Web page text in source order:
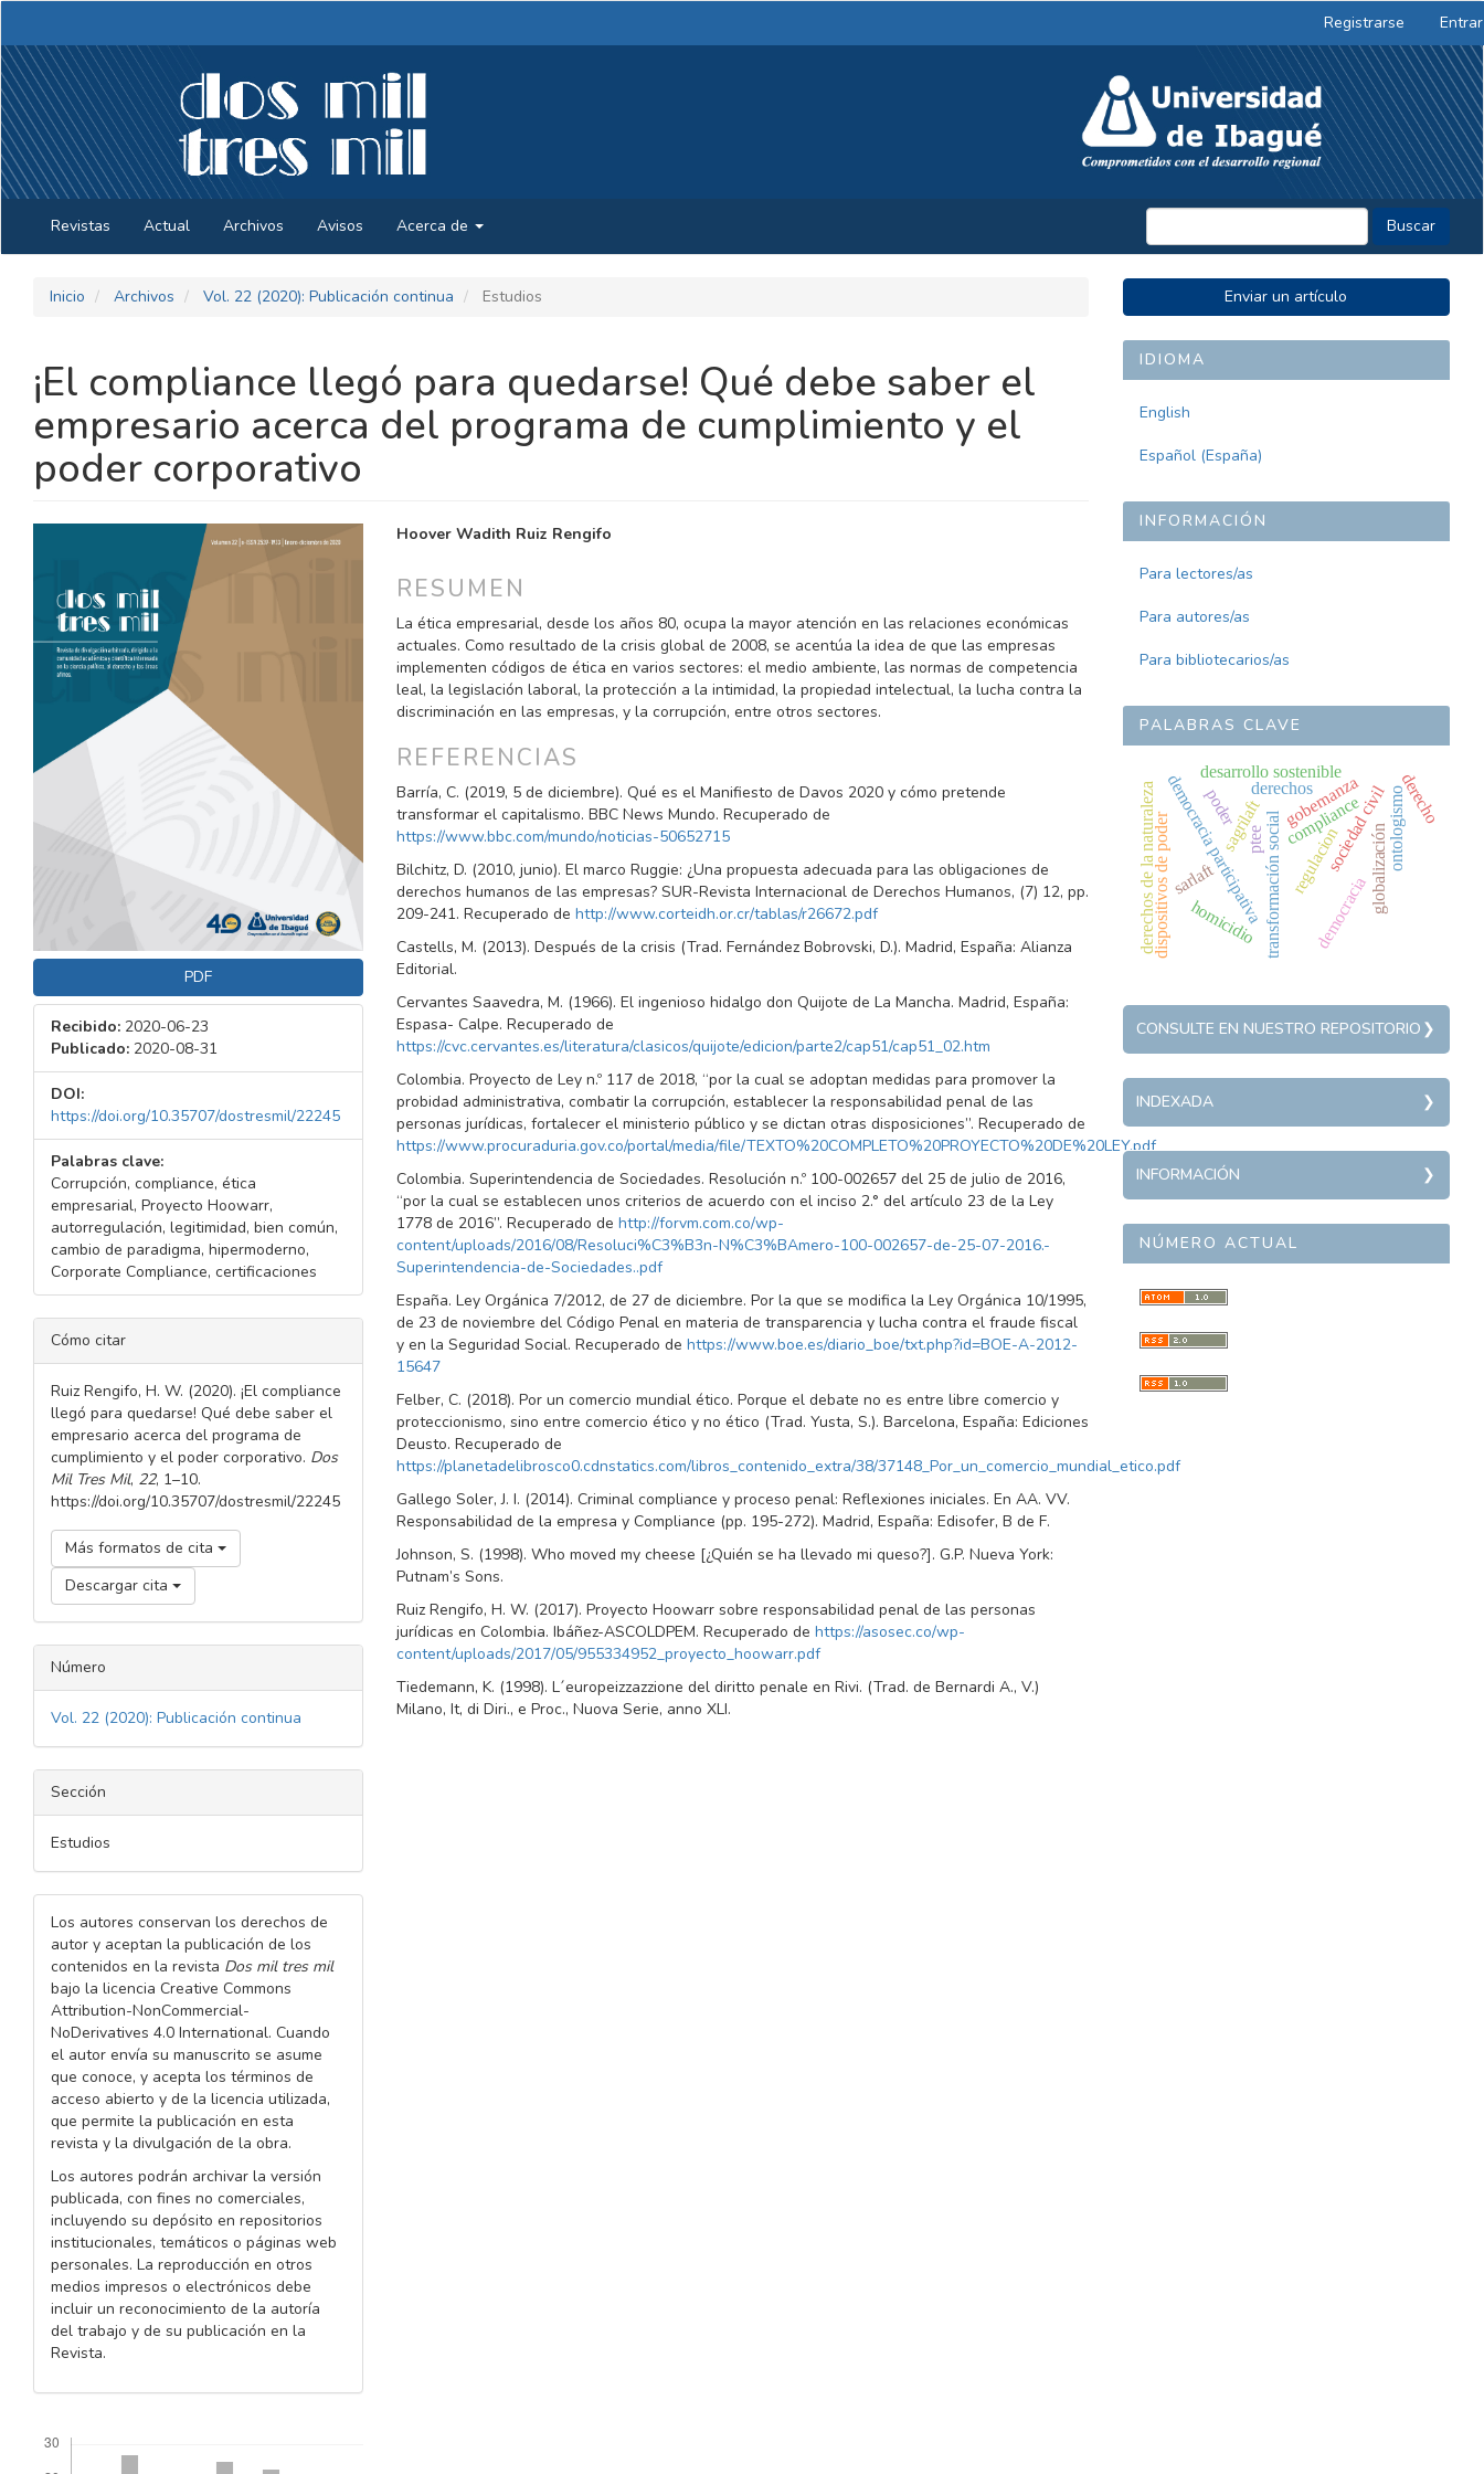
Contenido
principal
Barra
lateral
Registrarse Entrar
Revistas Actual Archivos Avisos Acerca de Buscar
Inicio Archivos Vol. 22 (2020): Publicación continua Estudios
¡El compliance llegó para quedarse! Qué debe saber el
empresario acerca del programa de cumplimiento y el
poder corporativo
BARRA
DEL
ARTÍCULO
PDF
Recibido: 2020-06-23
Publicado: 2020-08-31
DOI:
https://doi.org/10.35707/dostresmil/22245
Palabras clave:
Corrupción, compliance, ética
empresarial, Proyecto Hoowarr,
autorregulación, legitimidad, bien común,
cambio de paradigma, hipermoderno,
Corporate Compliance, certificaciones
DETALLES
DEL
ARTÍCULO
Cómo citar
Ruiz Rengifo, H. W. (2020). ¡El compliance
llegó para quedarse! Qué debe saber el
empresario acerca del programa de
cumplimiento y el poder corporativo. Dos
Mil Tres Mil, 22, 1–10.
https://doi.org/10.35707/dostresmil/22245
Más formatos de cita
Descargar cita
Número
Vol. 22 (2020): Publicación continua
Sección
Estudios
Los autores conservan los derechos de
autor y aceptan la publicación de los
contenidos en la revista Dos mil tres mil
bajo la licencia Creative Commons
Attribution-NonCommercial-
NoDerivatives 4.0 International. Cuando
el autor envía su manuscrito se asume
que conoce, y acepta los términos de
acceso abierto y de la licencia utilizada,
que permite la publicación en esta
revista y la divulgación de la obra.
Los autores podrán archivar la versión
publicada, con fines no comerciales,
incluyendo su depósito en repositorios
institucionales, temáticos o páginas web
personales. La reproducción en otros
medios impresos o electrónicos debe
incluir un reconocimiento de la autoría
del trabajo y de su publicación en la
Revista.
CONTENIDO
DEL
ARTÍCULO
Hoover Wadith Ruiz Rengifo
RESUMEN
La ética empresarial, desde los años 80, ocupa la mayor atención en las relaciones económicas
actuales. Como resultado de la crisis global de 2008, se acentúa la idea de que las empresas
implementen códigos de ética en varios sectores: el medio ambiente, las normas de competencia
leal, la legislación laboral, la protección a la intimidad, la propiedad intelectual, la lucha contra la
discriminación en las empresas, y la corrupción, entre otros sectores.
REFERENCIAS
Barría, C. (2019, 5 de diciembre). Qué es el Manifiesto de Davos 2020 y cómo pretende
transformar el capitalismo. BBC News Mundo. Recuperado de
https://www.bbc.com/mundo/noticias-50652715
Bilchitz, D. (2010, junio). El marco Ruggie: ¿Una propuesta adecuada para las obligaciones de
derechos humanos de las empresas? SUR-Revista Internacional de Derechos Humanos, (7) 12, pp.
209-241. Recuperado de http://www.corteidh.or.cr/tablas/r26672.pdf
Castells, M. (2013). Después de la crisis (Trad. Fernández Bobrovski, D.). Madrid, España: Alianza
Editorial.
Cervantes Saavedra, M. (1966). El ingenioso hidalgo don Quijote de La Mancha. Madrid, España:
Espasa- Calpe. Recuperado de
https://cvc.cervantes.es/literatura/clasicos/quijote/edicion/parte2/cap51/cap51_02.htm
Colombia. Proyecto de Ley n.º 117 de 2018, “por la cual se adoptan medidas para promover la
probidad administrativa, combatir la corrupción, establecer la responsabilidad penal de las
personas jurídicas, fortalecer el ministerio público y se dictan otras disposiciones”. Recuperado de
https://www.procuraduria.gov.co/portal/media/file/TEXTO%20COMPLETO%20PROYECTO%20DE%20LEY.pdf
Colombia. Superintendencia de Sociedades. Resolución n.º 100-002657 del 25 de julio de 2016,
“por la cual se establecen unos criterios de acuerdo con el inciso 2.° del artículo 23 de la Ley
1778 de 2016”. Recuperado de http://forvm.com.co/wp-
content/uploads/2016/08/Resoluci%C3%B3n-N%C3%BAmero-100-002657-de-25-07-2016.-
Superintendencia-de-Sociedades..pdf
España. Ley Orgánica 7/2012, de 27 de diciembre. Por la que se modifica la Ley Orgánica 10/1995,
de 23 de noviembre del Código Penal en materia de transparencia y lucha contra el fraude fiscal
y en la Seguridad Social. Recuperado de https://www.boe.es/diario_boe/txt.php?id=BOE-A-2012-
15647
Felber, C. (2018). Por un comercio mundial ético. Porque el debate no es entre libre comercio y
proteccionismo, sino entre comercio ético y no ético (Trad. Yusta, S.). Barcelona, España: Ediciones
Deusto. Recuperado de
https://planetadelibrosco0.cdnstatics.com/libros_contenido_extra/38/37148_Por_un_comercio_mundial_etico.pdf
Gallego Soler, J. I. (2014). Criminal compliance y proceso penal: Reflexiones iniciales. En AA. VV.
Responsabilidad de la empresa y Compliance (pp. 195-272). Madrid, España: Edisofer, B de F.
Johnson, S. (1998). Who moved my cheese [¿Quién se ha llevado mi queso?]. G.P. Nueva York:
Putnam’s Sons.
Ruiz Rengifo, H. W. (2017). Proyecto Hoowarr sobre responsabilidad penal de las personas
jurídicas en Colombia. Ibáñez-ASCOLDPEM. Recuperado de https://asosec.co/wp-
content/uploads/2017/05/955334952_proyecto_hoowarr.pdf
Tiedemann, K. (1998). L´europeizzazzione del diritto penale en Rivi. (Trad. de Bernardi A., V.)
Milano, It, di Diri., e Proc., Nuova Serie, anno XLI.
ENVIAR
UN
ARTÍCULO
Enviar un artículo
IDIOMA
English
Español (España)
INFORMACIÓN
Para lectores/as
Para autores/as
Para bibliotecarios/as
PALABRAS CLAVE
sociedad civil
democracia
transformación social
democracia participativa compliance
sarlaft
sagrilaft
ptee
gobernanza
globalización
desarrollo sostenible
dispositivos de poder
derechos de la naturaleza poder derechos
regulacion ontologismoderecho
homicidio
REPOSITORY
CONSULTE EN NUESTRO REPOSITORIO
Sociedad
Derecho penal
INDEXADA
INDEXADA
INFORMACIÓN
INFORMACIÓN
Edwin Rubio Medina
ISSN
2539-1933
0123-3408
DOI
10.35707/dostresmil
NÚMERO ACTUAL